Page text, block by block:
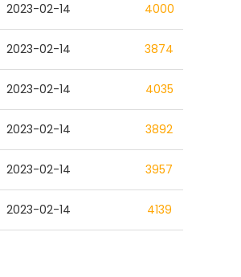
2023-02-14 4000
2023-02-14 3874
2023-02-14 4035
2023-02-14 3892
2023-02-14 3957
2023-02-14 4139